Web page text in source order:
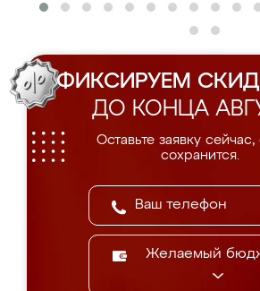
ФИКСИРУЕМ
ДО КОНЦА
Оставьте заявку сейчас,
сохранится.
Желаемый